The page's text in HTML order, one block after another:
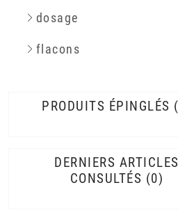
dosage
flacons
PRODUITS ÉPINGLÉS
DERNIERS ARTICLES
CONSULTÉS
0